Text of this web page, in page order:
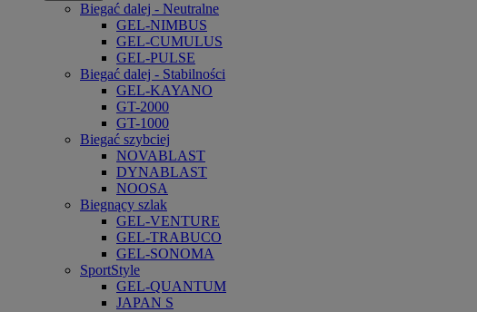
Biegać dalej - Neutralne
GEL-NIMBUS
GEL-CUMULUS
GEL-PULSE
Biegać dalej - Stabilności
GEL-KAYANO
GT-2000
GT-1000
Biegać szybciej
NOVABLAST
DYNABLAST
NOOSA
Biegnący szlak
GEL-VENTURE
GEL-TRABUCO
GEL-SONOMA
SportStyle
GEL-QUANTUM
JAPAN S